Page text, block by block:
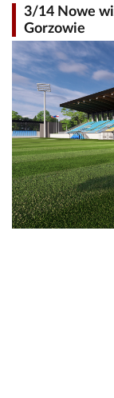
3/14 Nowe
Gorzowie